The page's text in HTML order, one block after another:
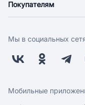
Новости
Поставщикам
Заводчикам
Обратная связь
Покупателям
Оплата
Бонусная программа
Скидки и акции
Мы в социальных
Мобильные